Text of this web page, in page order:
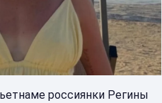
россиянки Регины